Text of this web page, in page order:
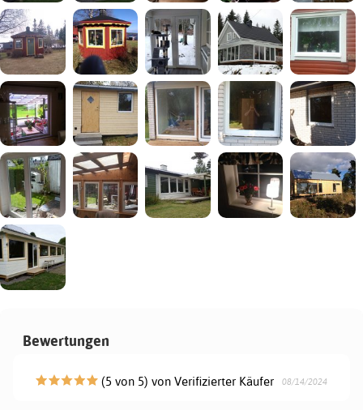
Bewertungen
(5 von 5) von Verifizierter Käufer 08/14/2024